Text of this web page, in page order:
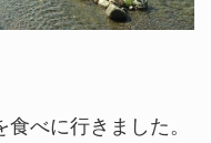
べに行きました。